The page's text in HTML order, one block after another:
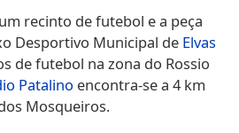
recinto de futebol e a peça
Desportivo Municipal de Elvas
de futebol na zona do Rossio
Patalino encontra-se a 4 km
Mosqueiros.